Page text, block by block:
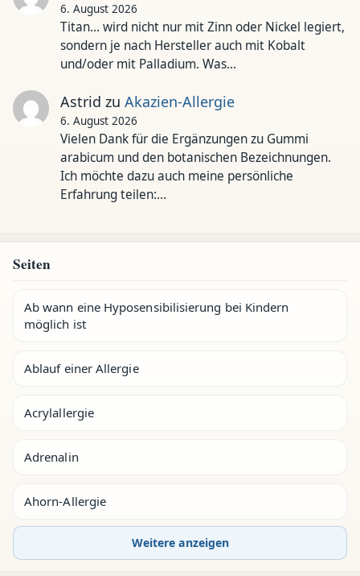
6. August 2026
Titan... wird nicht nur mit Zinn oder Nickel legiert,
sondern je nach Hersteller auch mit Kobalt
und/oder mit Palladium. Was…
Astrid zu Akazien-Allergie
6. August 2026
Vielen Dank für die Ergänzungen zu Gummi
arabicum und den botanischen Bezeichnungen.
Ich möchte dazu auch meine persönliche
Erfahrung teilen:…
Seiten
Ab wann eine Hyposensibilisierung bei Kindern
möglich ist
Ablauf einer Allergie
Acrylallergie
Adrenalin
Ahorn-Allergie
Weitere anzeigen